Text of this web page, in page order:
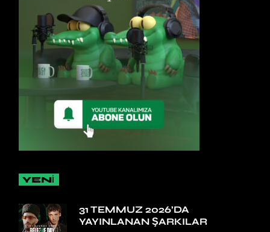
YENİ
31 TEMMUZ 2026’DA
YAYINLANAN ŞARKILAR